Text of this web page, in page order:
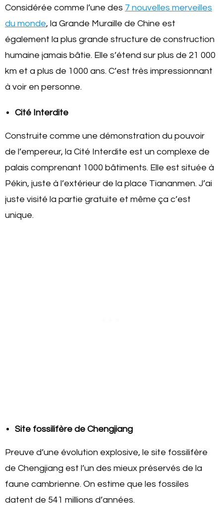
Considérée comme l’une des 7 nouvelles merveilles
du monde, la Grande Muraille de Chine est
également la plus grande structure de construction
humaine jamais bâtie. Elle s’étend sur plus de 21 000
km et a plus de 1000 ans. C’est très impressionnant
à voir en personne.
Cité Interdite
Construite comme une démonstration du pouvoir
de l’empereur, la Cité Interdite est un complexe de
palais comprenant 1000 bâtiments. Elle est située à
Pékin, juste à l’extérieur de la place Tiananmen. J’ai
juste visité la partie gratuite et même ça c’est
unique.
Site fossilifère de Chengjiang
Preuve d’une évolution explosive, le site fossilifère
de Chengjiang est l’un des mieux préservés de la
faune cambrienne. On estime que les fossiles
datent de 541 millions d’années.